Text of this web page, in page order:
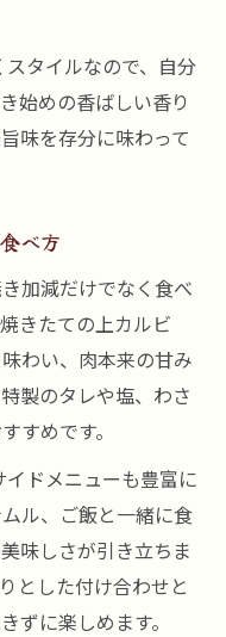
タイルなので、自分
始めの香ばしい香り
味を存分に味わって
べ方
加減だけでなく食べ
きたての上カルビ
わい、肉本来の甘み
製のタレや塩、わさ
すめです。
ドメニューも豊富に
ル、ご飯と一緒に食
味しさが引き立ちま
とした付け合わせと
ずに楽しめます。